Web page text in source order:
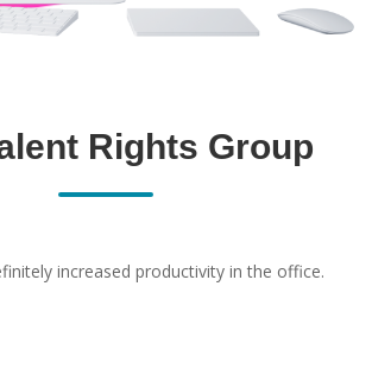
Rights Group
increased productivity in the office.